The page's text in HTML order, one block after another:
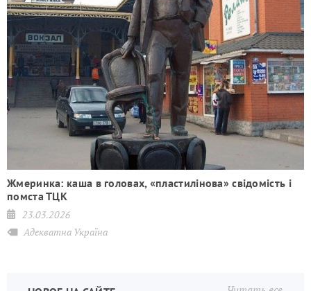
Жмеринка: каша в головах, «пластилінова» свідомість і
помста ТЦК
23.03.2026
Адекватна Україна